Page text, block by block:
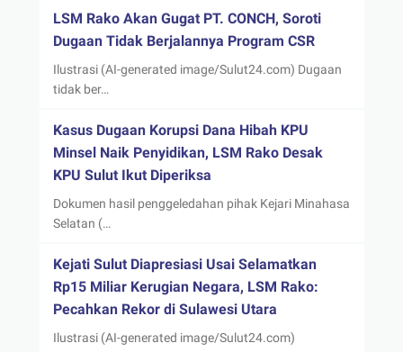
LSM Rako Akan Gugat PT. CONCH, Soroti
Dugaan Tidak Berjalannya Program CSR
Ilustrasi (AI-generated image/Sulut24.com) Dugaan
tidak ber…
Kasus Dugaan Korupsi Dana Hibah KPU
Minsel Naik Penyidikan, LSM Rako Desak
KPU Sulut Ikut Diperiksa
Dokumen hasil penggeledahan pihak Kejari Minahasa
Selatan (…
Kejati Sulut Diapresiasi Usai Selamatkan
Rp15 Miliar Kerugian Negara, LSM Rako:
Pecahkan Rekor di Sulawesi Utara
Ilustrasi (AI-generated image/Sulut24.com)